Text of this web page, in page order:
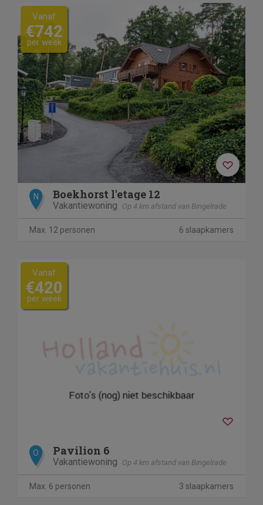
Vanaf
€742
per week
N Boekhorst l'etage 12
Vakantiewoning Op 4 km afstand van Bingelrade
Max. 12 personen 6 slaapkamers
Vanaf
€420
per week
O Pavilion 6
Vakantiewoning Op 4 km afstand van Bingelrade
Max. 6 personen 3 slaapkamers